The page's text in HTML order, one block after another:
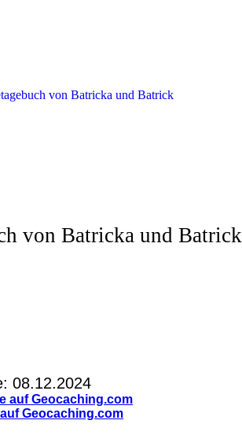
von Batricka und Batrick
08.12.2024
auf Geocaching.com
Geocaching.com
von Batricka und Batrick